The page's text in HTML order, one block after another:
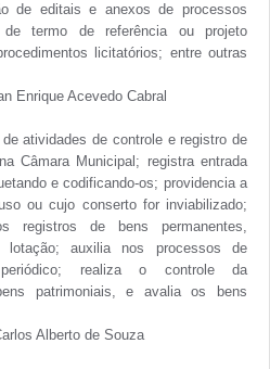
de editais e anexos de processos
de termo de referência ou projeto
licitatórios; entre outras
Enrique Acevedo Cabral
atividades de controle e registro de
Câmara Municipal; registra entrada
e codificando-os; providencia a
ou cujo conserto for inviabilizado;
registros de bens permanentes,
lotação; auxilia nos processos de
realiza o controle da
patrimoniais, e avalia os bens
Alberto de Souza